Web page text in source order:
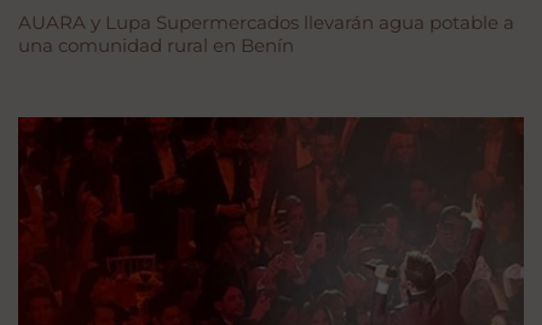
AUARA y Lupa Supermercados llevarán agua potable a
una comunidad rural en Benín